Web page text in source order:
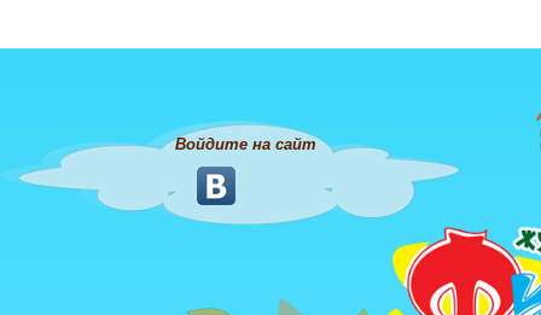
Войдите на сайт